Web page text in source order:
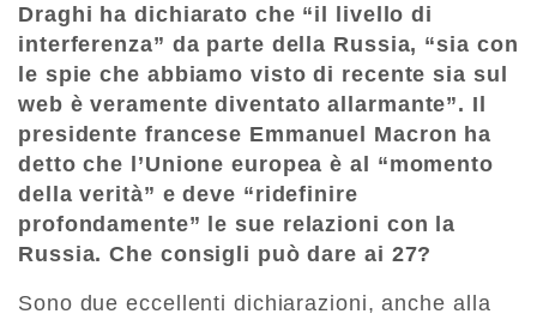
Draghi ha dichiarato che “il livello di
interferenza” da parte della Russia, “sia con
le spie che abbiamo visto di recente sia sul
web è veramente diventato allarmante”. Il
presidente francese Emmanuel Macron ha
detto che l’Unione europea è al “momento
della verità” e deve “ridefinire
profondamente” le sue relazioni con la
Russia. Che consigli può dare ai 27?
Sono due eccellenti dichiarazioni, anche alla